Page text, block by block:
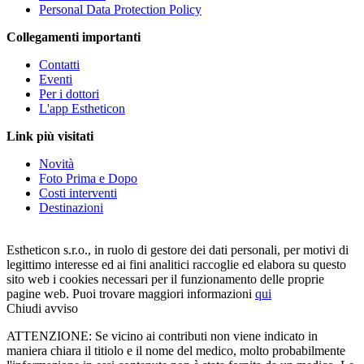
Personal Data Protection Policy
Collegamenti importanti
Contatti
Eventi
Per i dottori
L'app Estheticon
Link più visitati
Novità
Foto Prima e Dopo
Costi interventi
Destinazioni
Estheticon s.r.o., in ruolo di gestore dei dati personali, per motivi di
legittimo interesse ed ai fini analitici raccoglie ed elabora su questo
sito web i cookies necessari per il funzionamento delle proprie
pagine web. Puoi trovare maggiori informazioni qui
Chiudi avviso
ATTENZIONE: Se vicino ai contributi non viene indicato in
maniera chiara il titiolo e il nome del medico, molto probabilmente